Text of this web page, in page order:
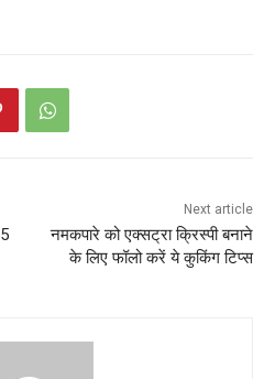
Next article
नमकपारे को एक्सट्रा क्रिस्पी बनाने
के लिए फॉलो करें ये कुकिंग टिप्स